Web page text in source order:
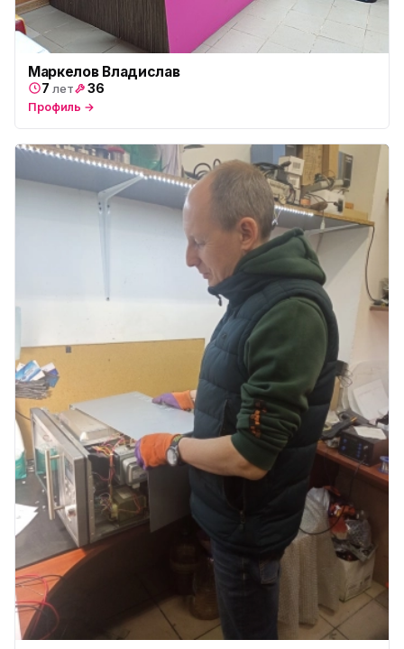
ю
Юмедиа в Купчино
ул. Будапештская, 87-3
ю ул. Тверская 60, Колпино
Маркелов Владислав
7 лет 36
Профиль →